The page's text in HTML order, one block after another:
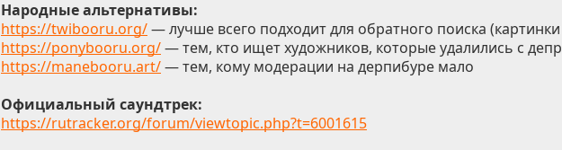
Народные альтернативы:
https://twibooru.org/— лучше всего подходит для обратного поиска
https://ponybooru.org/— тем, кто ищет художников, которые удалились с
https://manebooru.art/— тем, кому модерации на дерпибуре мало
Официальный саундтрек:
https://rutracker.org/forum/viewtopic.php?t=6001615